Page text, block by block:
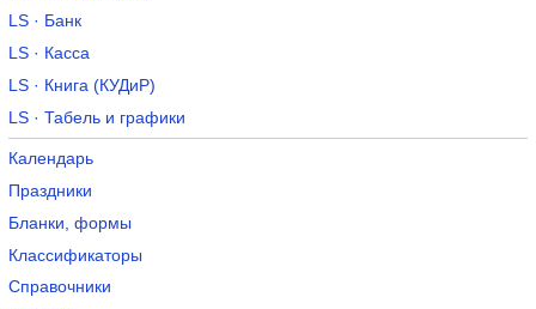
LS · Банк
LS · Касса
LS · Книга (КУДиР)
LS · Табель и графики
Календарь
Праздники
Бланки, формы
Классификаторы
Справочники